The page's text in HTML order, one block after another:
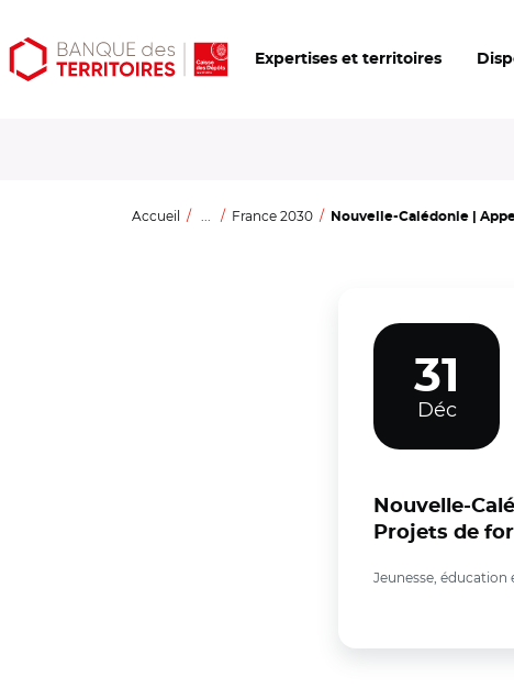
Aller
au
Aller
au
Ouvrir
les
Expertises et territoires
Accueil ... France 2030 Nouvelle-Calédonie |
31
Déc
Nouvelle-
Projets de
Jeunesse,